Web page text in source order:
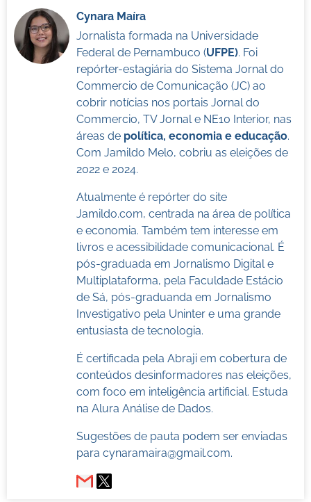
Cynara Maíra
Jornalista formada na Universidade
Federal de Pernambuco (UFPE). Foi
repórter-estagiária do Sistema Jornal do
Commercio de Comunicação (JC) ao
cobrir notícias nos portais Jornal do
Commercio, TV Jornal e NE10 Interior, nas
áreas de política, economia e educação.
Com Jamildo Melo, cobriu as eleições de
2022 e 2024.
Atualmente é repórter do site
Jamildo.com, centrada na área de política
e economia. Também tem interesse em
livros e acessibilidade comunicacional. É
pós-graduada em Jornalismo Digital e
Multiplataforma, pela Faculdade Estácio
de Sá, pós-graduanda em Jornalismo
Investigativo pela Uninter e uma grande
entusiasta de tecnologia.
É certificada pela Abraji em cobertura de
conteúdos desinformadores nas eleições,
com foco em inteligência artificial. Estuda
na Alura Análise de Dados.
Sugestões de pauta podem ser enviadas
para cynaramaira@gmail.com.